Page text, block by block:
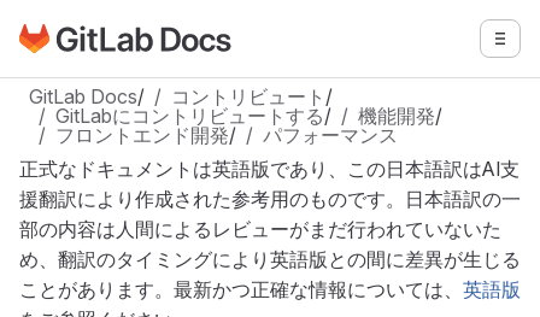
メインコンテンツにスキップ
GitLabドキュメントのホームページに移動 メニ
GitLab Docs/ コントリビュート /
GitLabにコントリビュートする/ 機能開発/
フロントエンド開発/
パフォーマンス
正式なドキュメントは英語版であり、この日本語訳はAI支
援翻訳により作成された参考用のものです。日本語訳の一
部の内容は人間によるレビューがまだ行われていないた
め、翻訳のタイミングにより英語版との間に差異が生じる
ことがあります。最新かつ正確な情報については、 英語版